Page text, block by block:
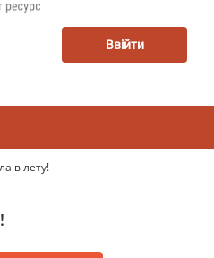
Ввійти
в лету!